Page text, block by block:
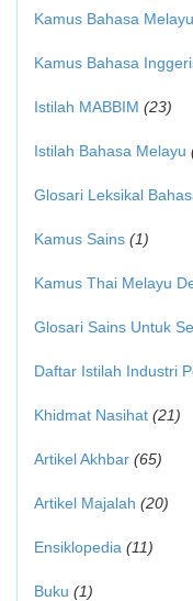
Kamus Bahasa Melayu
Kamus Bahasa
Istilah MABBIM (23)
Istilah Bahasa Melayu
Glosari Leksikal
Kamus Sains (1)
Kamus Thai Melayu
Glosari Sains Untuk
Daftar Istilah Industri
Khidmat Nasihat (21)
Artikel Akhbar (65)
Artikel Majalah (20)
Ensiklopedia (11)
Buku (1)